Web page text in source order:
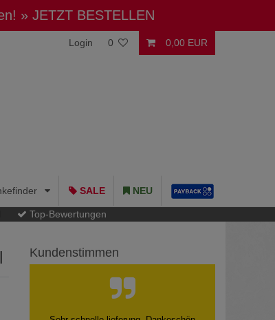
» JETZT BESTELLEN
Login 0 0,00 EUR
SALE NEU
Top-Bewertungen
Kundenstimmen